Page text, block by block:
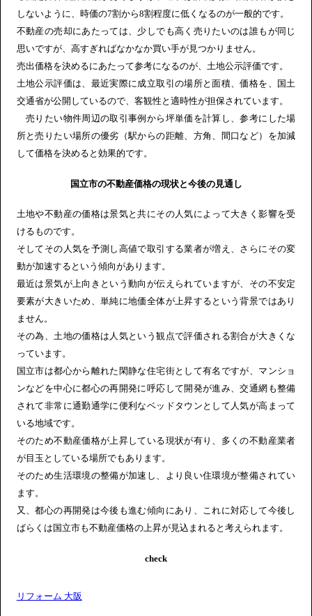
しないように、時価の7割から8割程度に低くなるのが一般的です。
不動産の売却にあたっては、少しでも高く売りたいのは誰もが同じ
思いですが、高すぎればなかなか買い手が見つかりません。
売出価格を決めるにあたって参考になるのが、土地公示評価です。
土地公示評価は、最近実際に成立取引の場所と面積、価格を、国土
交通省が公開しているので、客観性と適時性が担保されています。
売りたい物件周辺の取引事例から坪単価を計算し、参考にした場
所と売りたい場所の優劣（駅からの距離、方角、間口など）を加減
して価格を決めると効果的です。
国立市の不動産価格の現状と今後の見通し
土地や不動産の価格は景気と共にその人気によって大きく影響を受
けるものです。
そしてその人気を予測し高値で取引する業者が増え、さらにその変
動が加速するという傾向があります。
最近は景気が上向きという動向が伝えられていますが、その不安定
要素が大きいため、単純に地価全体が上昇するという背景ではあり
ません。
その為、土地の価格は人気という観点で評価される割合が大きくな
っています。
国立市は都心から離れた閑静な住宅街として有名ですが、マンショ
ンなどを中心に都心の再開発に呼応して開発が進み、交通網も整備
されて非常に通勤通学に便利なベッドタウンとして人気が高まって
いる地域です。
そのため不動産価格が上昇している現状が有り、多くの不動産業者
が目玉としている場所でもあります。
そのため生活環境の整備が加速し、より良い住環境が整備されてい
ます。
又、都心の再開発は今後も進む傾向にあり、これに対応して今後し
ばらくは国立市も不動産価格の上昇が見込まれると考えられます。
check
リフォーム 大阪